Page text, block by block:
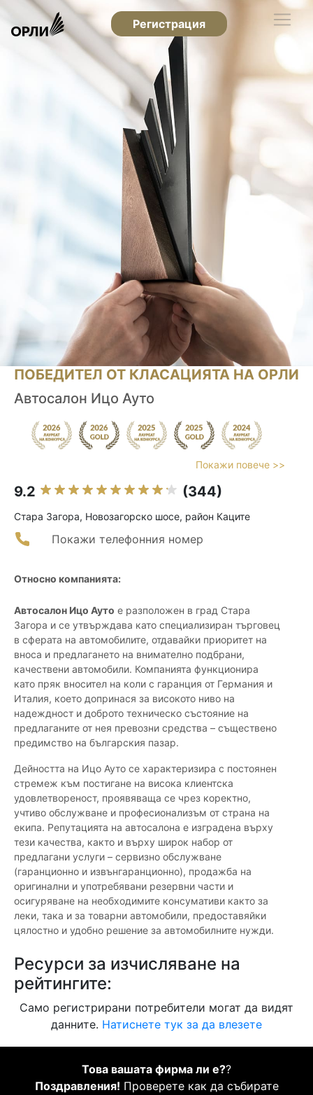
Регистрация
ПОБЕДИТЕЛ ОТ КЛАСАЦИЯТА НА ОРЛИ
Автосалон Ицо Ауто
Покажи повече >>
9.2 (344)
Стара Загора, Новозагорско шосе, район Каците
Покажи телефонния номер
Относно компанията:
Автосалон Ицо Ауто е разположен в град Стара
Загора и се утвърждава като специализиран търговец
в сферата на автомобилите, отдавайки приоритет на
вноса и предлагането на внимателно подбрани,
качествени автомобили. Компанията функционира
като пряк вносител на коли с гаранция от Германия и
Италия, което допринася за високото ниво на
надеждност и доброто техническо състояние на
предлаганите от нея превозни средства – съществено
предимство на българския пазар.
Дейността на Ицо Ауто се характеризира с постоянен
стремеж към постигане на висока клиентска
удовлетвореност, проявяваща се чрез коректно,
учтиво обслужване и професионализъм от страна на
екипа. Репутацията на автосалона е изградена върху
тези качества, както и върху широк набор от
предлагани услуги – сервизно обслужване
(гаранционно и извънгаранционно), продажба на
оригинални и употребявани резервни части и
осигуряване на необходимите консумативи както за
леки, така и за товарни автомобили, предоставяйки
цялостно и удобно решение за автомобилните нужди.
Ресурси за изчисляване на
рейтингите:
Само регистрирани потребители могат да видят
данните. Натиснете тук за да влезете
Това вашата фирма ли е??
Поздравления! Проверете как да събирате